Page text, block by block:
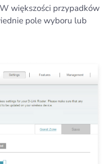
większości przypadków
pole wyboru lub